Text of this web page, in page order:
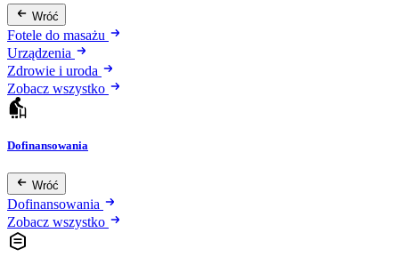
Wróć
Fotele do masażu
Urządzenia
Zdrowie i uroda
Zobacz wszystko
Dofinansowania
Wróć
Dofinansowania
Zobacz wszystko